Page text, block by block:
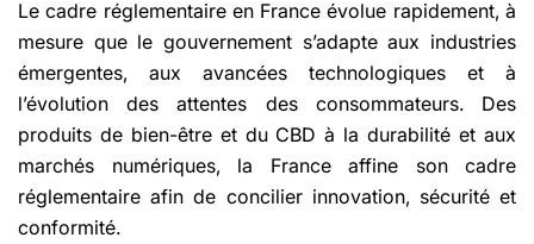
Le cadre réglementaire en France évolue rapidement, à
mesure que le gouvernement s’adapte aux industries
émergentes, aux avancées technologiques et à
l’évolution des attentes des consommateurs. Des
produits de bien-être et du CBD à la durabilité et aux
marchés numériques, la France affine son cadre
réglementaire afin de concilier innovation, sécurité et
conformité.